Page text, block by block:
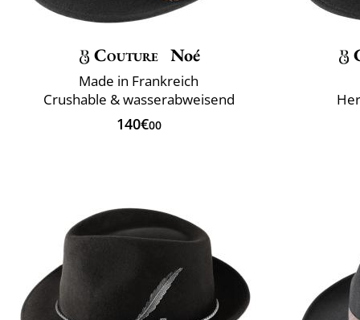
Couture Noé
Made in Frankreich
Crushable & wasserabweisend
140€00